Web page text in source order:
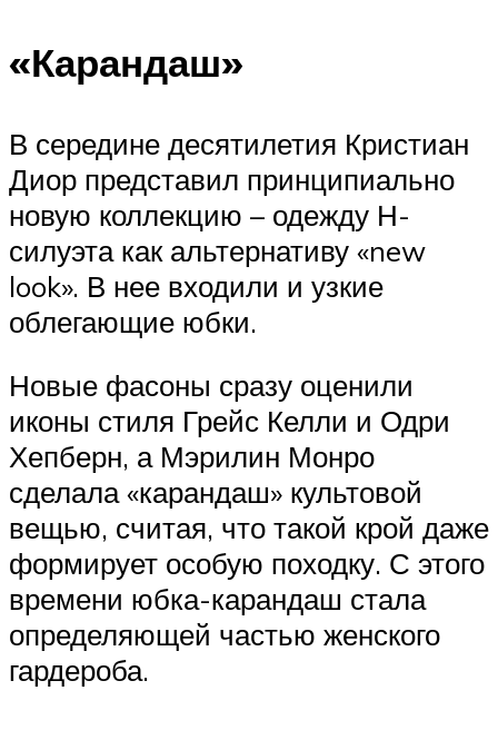
«Карандаш»
В середине десятилетия Кристиан
Диор представил принципиально
новую коллекцию – одежду Н-
силуэта как альтернативу «new
look». В нее входили и узкие
облегающие юбки.
Новые фасоны сразу оценили
иконы стиля Грейс Келли и Одри
Хепберн, а Мэрилин Монро
сделала «карандаш» культовой
вещью, считая, что такой крой даже
формирует особую походку. С этого
времени юбка-карандаш стала
определяющей частью женского
гардероба.